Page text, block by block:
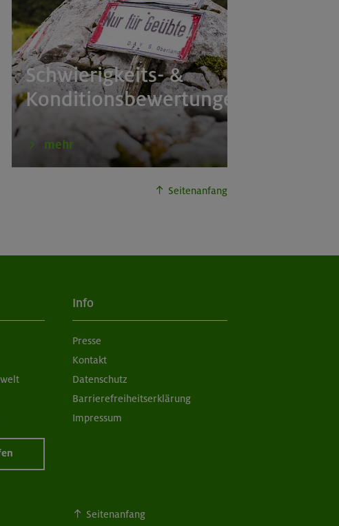
Schwierigkeits- &
Konditionsbewertungen
mehr
Seitenanfang
Info
Presse
Kontakt
Datenschutz
Barrierefreiheitserklärung
Impressum
Seitenanfang